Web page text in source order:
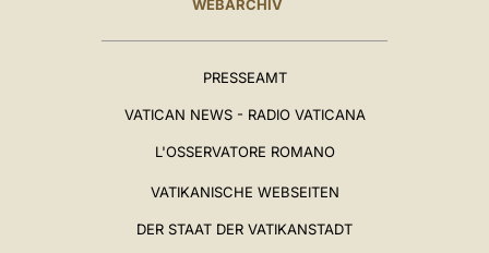
WEBARCHIV
PRESSEAMT
VATICAN NEWS - RADIO VATICANA
L'OSSERVATORE ROMANO
VATIKANISCHE WEBSEITEN
DER STAAT DER VATIKANSTADT